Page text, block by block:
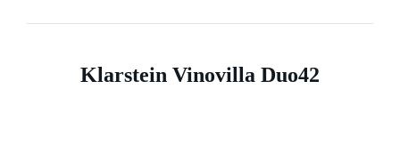
Klarstein Vinovilla Duo42